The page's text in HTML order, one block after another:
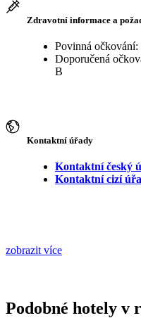
Zdravotní informace a
Povinná očkování:
Doporučená
B
Kontaktní úřady
Kontaktní český
Kontaktní cizí
zobrazit více
Podobné hotely v